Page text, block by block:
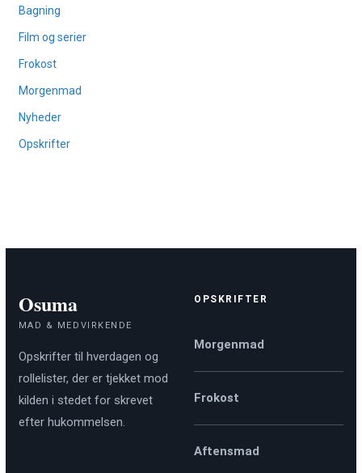
Bagning
Film og serier
Frokost
Morgenmad
Nyheder
Opskrifter
Osuma
MAD & MEDVIRKENDE
Opskrifter til hverdagen og
rollelister, der er tjekket mod
kilden i stedet for skrevet
efter hukommelsen.
OPSKRIFTER
Morgenmad
Frokost
Aftensmad